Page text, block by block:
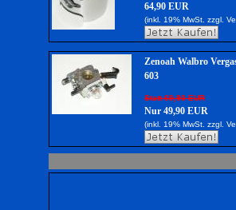
64,90 EUR
(inkl. 19% MwSt. zzgl.
Zenoah Walbro
603
Statt 69,90 EUR
Nur 49,90 EUR
(inkl. 19% MwSt. zzgl.